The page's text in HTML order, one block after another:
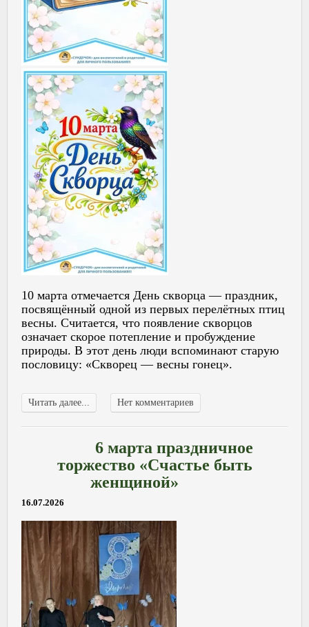
10 марта отмечается День скворца — праздник,
посвящённый одной из первых перелётных птиц
весны. Считается, что появление скворцов
означает скорое потепление и пробуждение
природы. В этот день люди вспоминают старую
пословицу: «Скворец — весны гонец».
Читать далее... Нет комментариев
6 марта праздничное
торжество «Счастье быть
женщиной»
16.07.2026